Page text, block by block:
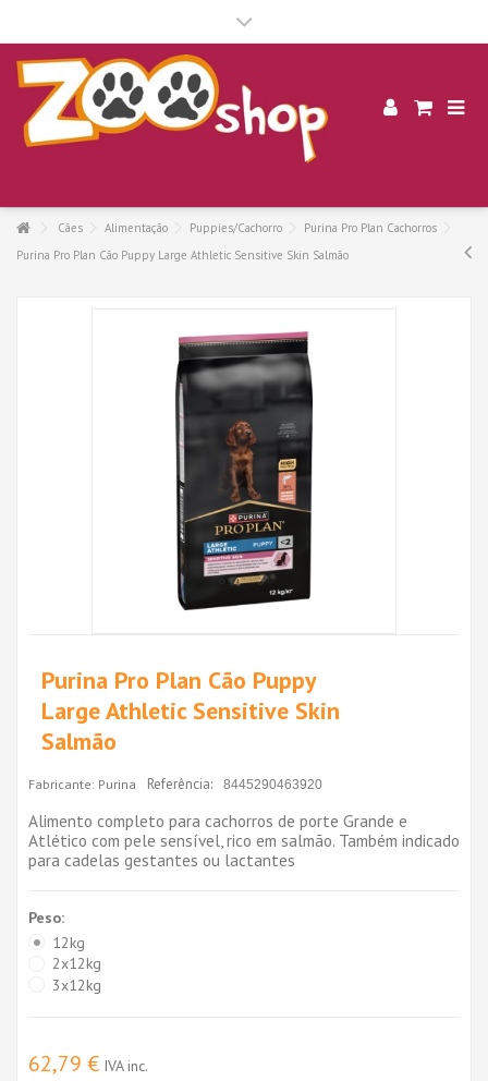
Cães Alimentação Puppies/Cachorro
Purina Pro Plan Cachorros
Purina Pro Plan Cão Puppy Large Athletic Sensitive Skin Salmão
Purina Pro Plan Cão Puppy
Large Athletic Sensitive Skin
Salmão
Fabricante: Purina Referência: 8445290463920
Alimento completo para cachorros de porte Grande e
Atlético com pele sensível, rico em salmão. Também indicado
para cadelas gestantes ou lactantes
Peso:
12kg
2x12kg
3x12kg
62,79 € IVA inc.